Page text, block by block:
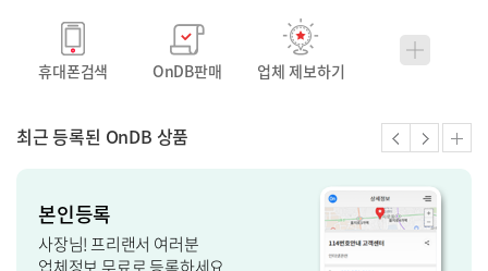
휴대폰검색 OnDB판매 업체 제보하기
최근 등록된 OnDB 상품
본인등록
사장님! 프리랜서 여러분